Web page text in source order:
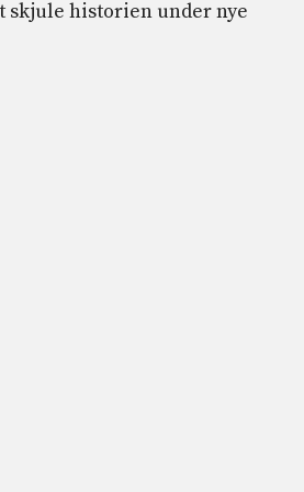
skjule historien under nye